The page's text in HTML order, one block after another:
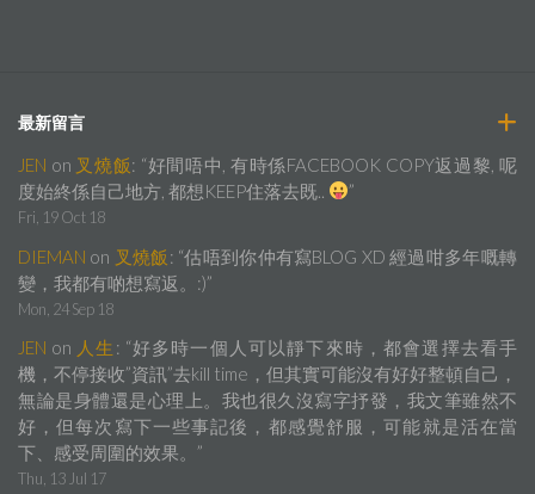
最新留言
JEN on 叉燒飯: “好間唔中, 有時係FACEBOOK COPY返過黎, 呢
度始終係自己地方, 都想KEEP住落去既..
”
Fri, 19 Oct 18
DIEMAN on 叉燒飯 : “估唔到你仲有寫BLOG XD 經過咁多年嘅轉
變，我都有啲想寫返。:)”
Mon, 24 Sep 18
JEN on 人生 : “好多時一個人可以靜下來時，都會選擇去看手
機，不停接收”資訊”去kill time，但其實可能沒有好好整頓自己，
無論是身體還是心理上。我也很久沒寫字抒發，我文筆雖然不
好，但每次寫下一些事記後，都感覺舒服，可能就是活在當
下、感受周圍的效果。 ”
Thu, 13 Jul 17